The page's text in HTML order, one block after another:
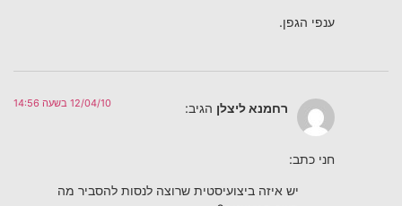
ענפי הגפן.
רחמנא ליצלן הגיב: 12/04/10 בשעה 14:56
חני כתב:
יש איזה ביצועיסטית שרוצה לנסות להסביר מה